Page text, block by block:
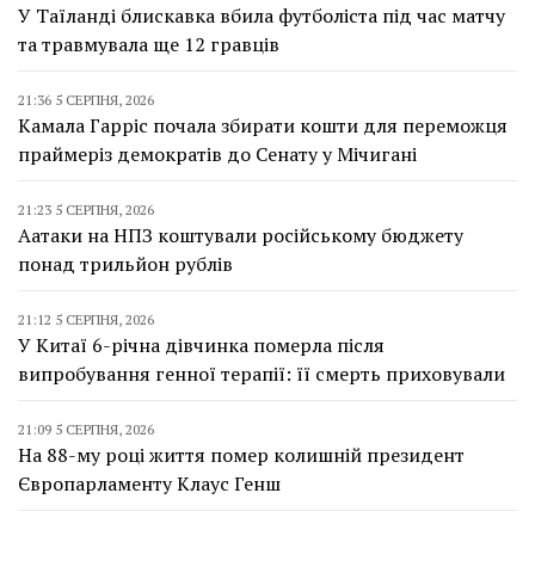
У Таїланді блискавка вбила футболіста під час матчу
та травмувала ще 12 гравців
21:36 5 СЕРПНЯ, 2026
Камала Гарріс почала збирати кошти для переможця
праймеріз демократів до Сенату у Мічигані
21:23 5 СЕРПНЯ, 2026
Аатаки на НПЗ коштували російському бюджету
понад трильйон рублів
21:12 5 СЕРПНЯ, 2026
У Китаї 6-річна дівчинка померла після
випробування генної терапії: її смерть приховували
21:09 5 СЕРПНЯ, 2026
На 88-му році життя помер колишній президент
Європарламенту Клаус Генш